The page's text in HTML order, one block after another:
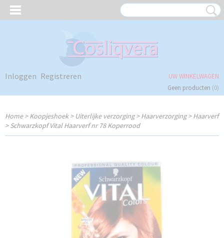
Inloggen Registreren
UW WINKELWAGEN
Geen producten (0)
Home>Koopjeshoek> Uiterlijke verzorging>Haarverzorging>Haarverf
>Schwarzkopf Vital Haarverf nr 78 Koperrood